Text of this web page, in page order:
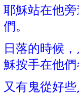
耶穌站在他
們。
日落的時候
穌按手在他
又有鬼從好